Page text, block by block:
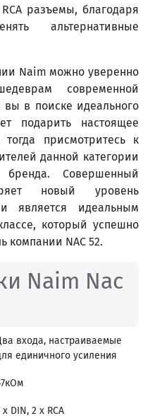
разъемы, благодаря
альтернативные
Naim можно уверенно
современной
вы в поиске идеального
подарить настоящее
присмотритесь к
данной категории
Совершенный
новый уровень
является идеальным
который успешно
компании NAC 52.
Naim Nac
входа, настраиваемые
единичного усиления
х DIN, 2 х RCA